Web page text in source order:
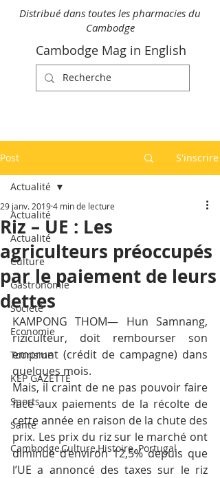
Distribué dans toutes les pharmacies du
Cambodge
Cambodge Mag in English
Post S'inscrire
Actualité
Actualité
Culture
Gastronomie
Société
Economie
Tourisme
KEP GAZETTE
Sports
Santé
Cambodge,Culture,Histoire, Portugal
Actualité
Riz – UE : Les
agriculteurs préoccupés
par le paiement de leurs
dettes
29 janv. 20194 min de lecture
KAMPONG THOM— Hun Samnang,
riziculteur, doit rembourser son
emprunt (crédit de campagne) dans
quelques mois.
Mais, il craint de ne pas pouvoir faire
face aux paiements de la récolte de
cette année en raison de la chute des
prix. Les prix du riz sur le marché ont
diminué d’environ 12,5% depuis que
l’UE a annoncé des taxes sur le riz